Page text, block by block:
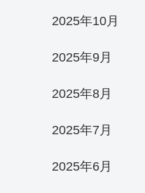
2025年10月
2025年9月
2025年8月
2025年7月
2025年6月